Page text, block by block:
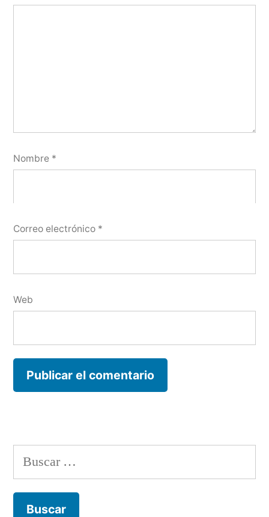
Nombre *
Correo electrónico *
Web
Buscar: